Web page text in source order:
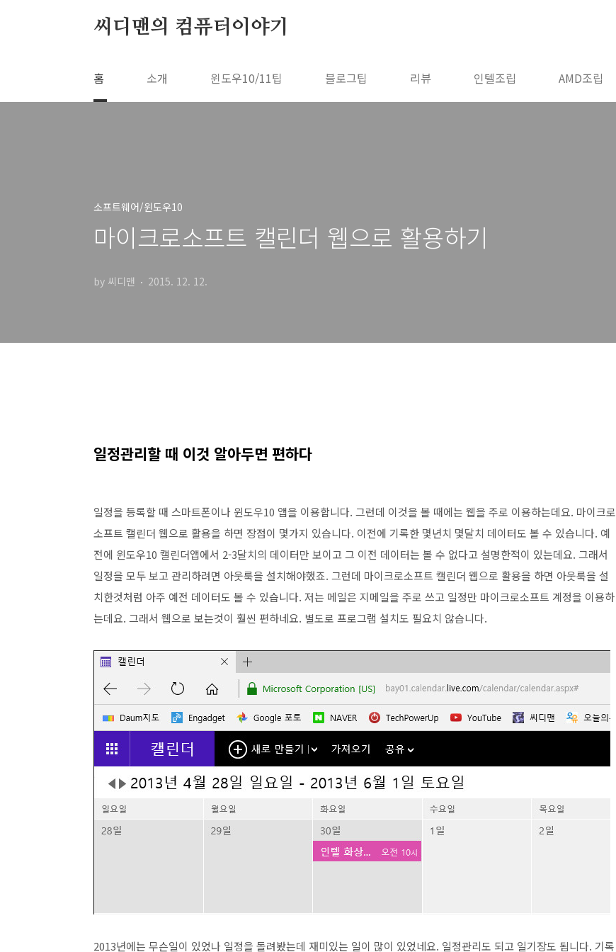
씨디맨의 컴퓨터이야기
홈 소개 윈도우10/11팁 블로그팁 리뷰 인텔조립 AMD조립
소프트웨어/윈도우10
마이크로소프트 캘린더 웹으로 활용하기
by 씨디맨 2015. 12. 12.
일정관리할 때 이것 알아두면 편하다
일정을 등록할 때 스마트폰이나 윈도우10 앱을 이용합니다. 그런데 이것을 볼 때에는 웹을 주로 이용하는데요. 마이크로
소프트 캘린더 웹으로 활용을 하면 장점이 몇가지 있습니다. 이전에 기록한 몇년치 몇달치 데이터도 볼 수 있습니다. 예
전에 윈도우10 캘린더앱에서 2-3달치의 데이터만 보이고 그 이전 데이터는 볼 수 없다고 설명한적이 있는데요. 그래서
일정을 모두 보고 관리하려면 아웃룩을 설치해야했죠. 그런데 마이크로소프트 캘린더 웹으로 활용을 하면 아웃룩을 설
치한것처럼 아주 예전 데이터도 볼 수 있습니다. 저는 메일은 지메일을 주로 쓰고 일정만 마이크로소프트 계정을 이용하
는데요. 그래서 웹으로 보는것이 훨씬 편하네요. 별도로 프로그램 설치도 필요치 않습니다.
2013년에는 무슨일이 있었나 일정을 돌려봤는데 재미있는 일이 많이 있었네요. 일정관리도 되고 일기장도 됩니다. 기록